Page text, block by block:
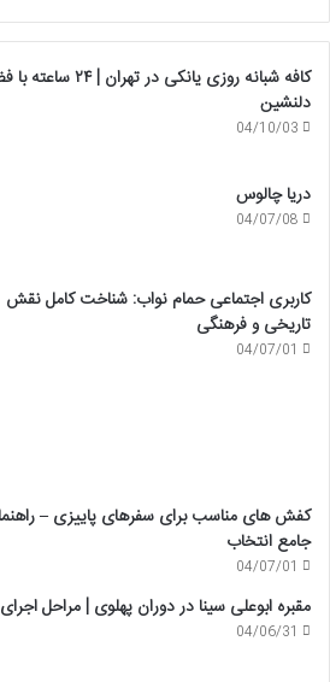
کافه شبانه روزی یانکی در تهران |
دلنشین
04/10/03
دریا چالوس
04/07/08
کاربری اجتماعی حمام نواب: شناخت کامل نقش
تاریخی و فرهنگی
04/07/01
کفش های مناسب برای سفرهای پاییزی –
جامع انتخاب
04/07/01
مقبره ابوعلی سینا در دوران پهلوی | مراحل
04/06/31